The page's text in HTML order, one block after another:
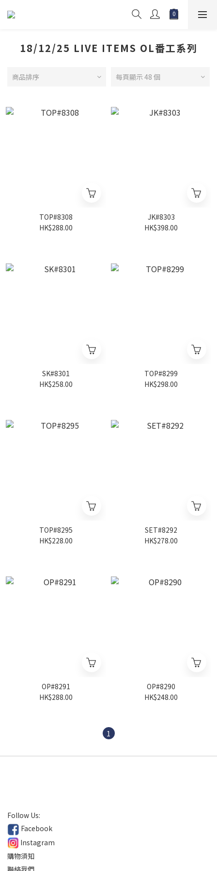
18/12/25 LIVE ITEMS OL番工系列
商品排序 每頁顯示 48 個
TOP#8308
HK$288.00
JK#8303
HK$398.00
SK#8301
HK$258.00
TOP#8299
HK$298.00
TOP#8295
HK$228.00
SET#8292
HK$278.00
OP#8291
HK$288.00
OP#8290
HK$248.00
1
Follow Us:
Facebook
Instagram
購物須知